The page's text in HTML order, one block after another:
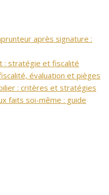
après signature :
: stratégie et fiscalité
évaluation et pièges
: critères et stratégies
faits soi-même : guide